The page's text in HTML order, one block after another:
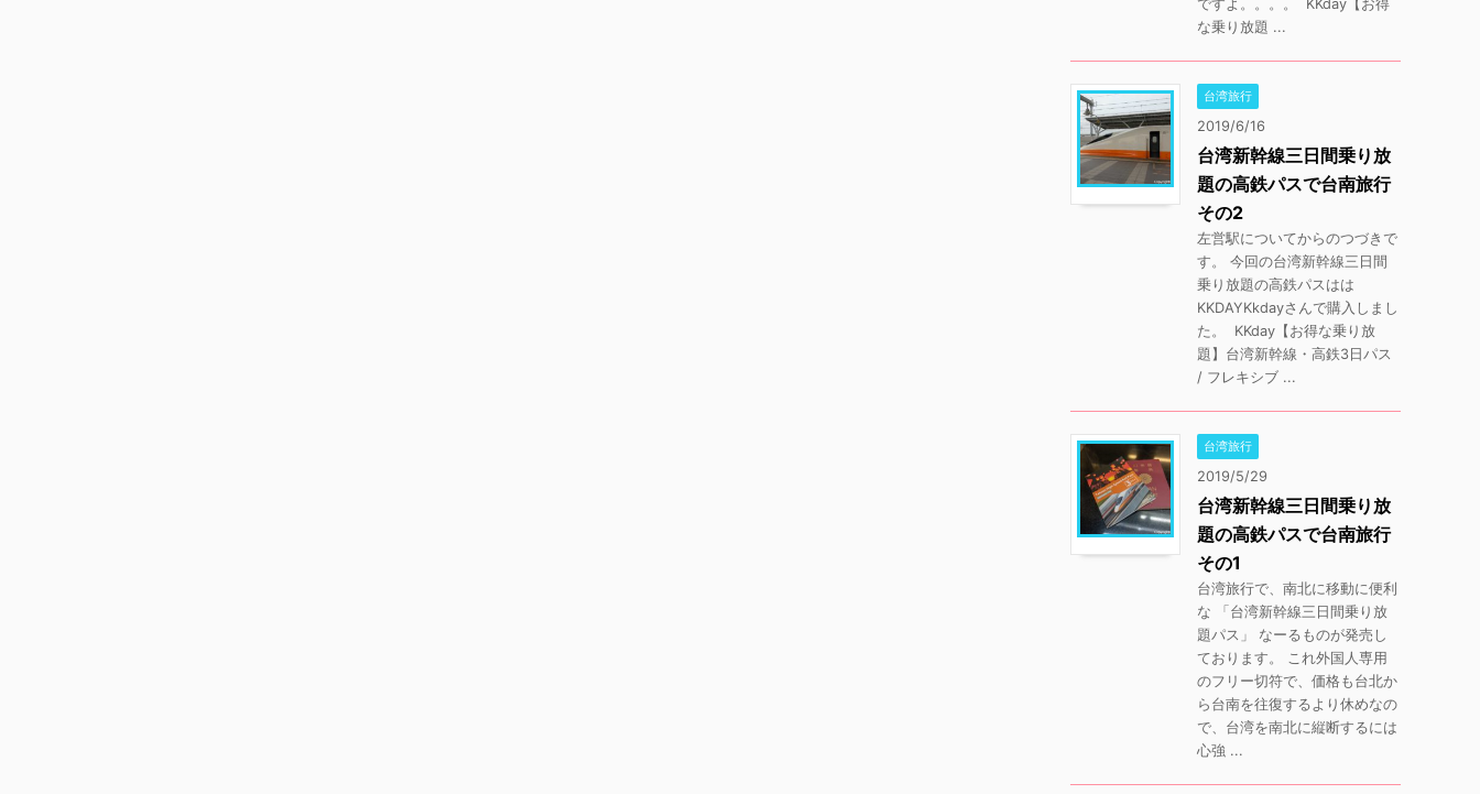
ですよ。。。。 KKday【お得
な乗り放題 ...
台湾旅行
2019/6/16
台湾新幹線三日間乗り放
題の高鉄パスで台南旅行
その2
左営駅についてからのつづきで
す。 今回の台湾新幹線三日間
乗り放題の高鉄パスはは
KKDAYKkdayさんで購入しまし
た。 KKday【お得な乗り放
題】台湾新幹線・高鉄3日パス
/ フレキシブ ...
台湾旅行
2019/5/29
台湾新幹線三日間乗り放
題の高鉄パスで台南旅行
その1
台湾旅行で、南北に移動に便利
な 「台湾新幹線三日間乗り放
題パス」 なーるものが発売し
ております。 これ外国人専用
のフリー切符で、価格も台北か
ら台南を往復するより休めなの
で、台湾を南北に縦断するには
心強 ...